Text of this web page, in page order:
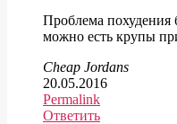
Проблема похудения
можно есть крупы
Cheap Jordans
20.05.2016
Permalink
Ответить